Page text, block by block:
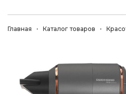
Главная Каталог товаров